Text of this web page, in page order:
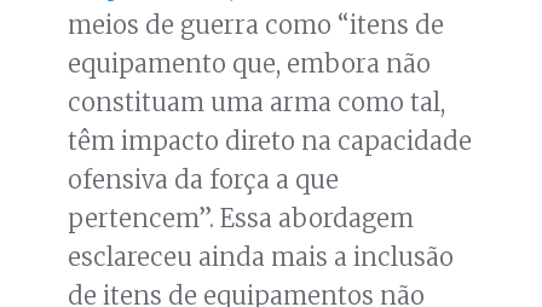
meios de guerra como “itens de
equipamento que, embora não
constituam uma arma como tal,
têm impacto direto na capacidade
ofensiva da força a que
pertencem”. Essa abordagem
esclareceu ainda mais a inclusão
de itens de equipamentos não